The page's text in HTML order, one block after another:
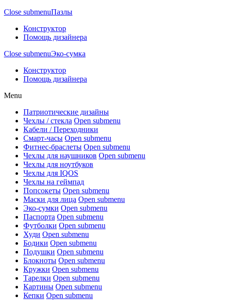
Close submenuПазлы
Конструктор
Помощь дизайнера
Close submenuЭко-сумка
Конструктор
Помощь дизайнера
Menu
Патриотические дизайны
Чехлы / стекла Open submenu
Кабели / Переходники
Смарт-часы Open submenu
Фитнес-браслеты Open submenu
Чехлы для наушников Open submenu
Чехлы для ноутбуков
Чехлы для IQOS
Чехлы на геймпад
Попсокеты Open submenu
Маски для лица Open submenu
Эко-сумки Open submenu
Паспорта Open submenu
Футболки Open submenu
Худи Open submenu
Бодики Open submenu
Подушки Open submenu
Блокноты Open submenu
Кружки Open submenu
Тарелки Open submenu
Картины Open submenu
Кепки Open submenu